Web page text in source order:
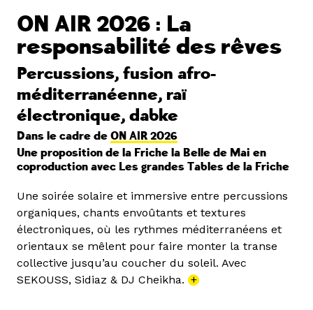
ON AIR 2026 : La
responsabilité des rêves
Percussions, fusion afro-
méditerranéenne, raï
électronique, dabke
Dans le cadre de ON AIR 2026
Une proposition de la Friche la Belle de Mai en
coproduction avec Les grandes Tables de la Friche
Une soirée solaire et immersive entre percussions
organiques, chants envoûtants et textures
électroniques, où les rythmes méditerranéens et
orientaux se mêlent pour faire monter la transe
collective jusqu’au coucher du soleil. Avec
SEKOUSS, Sidiaz & DJ Cheikha. +